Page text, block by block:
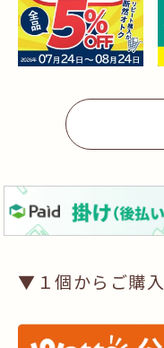
▼１個からご購入